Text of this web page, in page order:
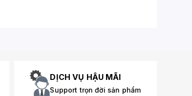
DỊCH VỤ HẬU MÃI
Support trọn đời sản phẩm